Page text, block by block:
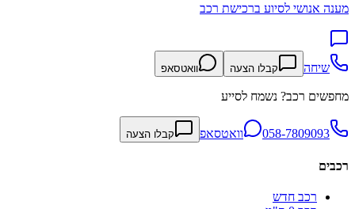
מענה אנושי לסיוע ברכישת רכב
שיחה קבלו הצעה וואטסאפ
מחפשים רכב? נשמח לסייע
058-7809093 וואטסאפ קבלו הצעה
רכבים
רכב חדש